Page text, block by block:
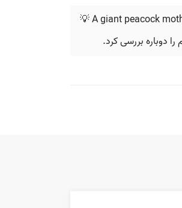
💡 A giant peacock
دوباره بررسی کرد.